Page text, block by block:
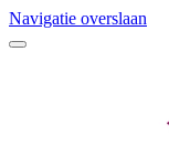
Navigatie overslaan